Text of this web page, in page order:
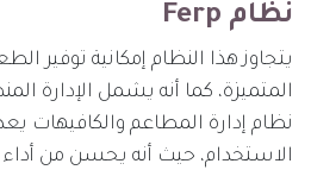
نظام Ferp
يتجاوز هذا النظام إمكانية توفير
المتميزة، كما أنه يشمل الإدارة
نظام إدارة المطاعم والكافيهات
الاستخدام، حيث أنه يحسن من